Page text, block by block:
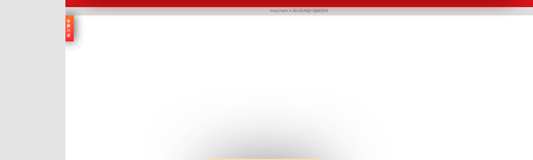
Copyright © 四川高考提分版权所有
学
费
计
算